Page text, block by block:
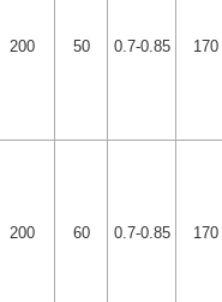
200 50 0.7-0.85 170
200 60 0.7-0.85 170